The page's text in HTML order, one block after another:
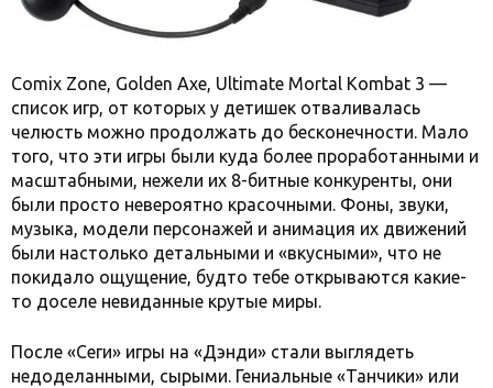
Comix Zone, Golden Axe, Ultimate Mortal Kombat 3 —
список игр, от которых у детишек отваливалась
челюсть можно продолжать до бесконечности. Мало
того, что эти игры были куда более проработанными и
масштабными, нежели их 8-битные конкуренты, они
были просто невероятно красочными. Фоны, звуки,
музыка, модели персонажей и анимация их движений
были настолько детальными и «вкусными», что не
покидало ощущение, будто тебе открываются какие-
то доселе невиданные крутые миры.
После «Сеги» игры на «Дэнди» стали выглядеть
недоделанными, сырыми. Гениальные «Танчики» или